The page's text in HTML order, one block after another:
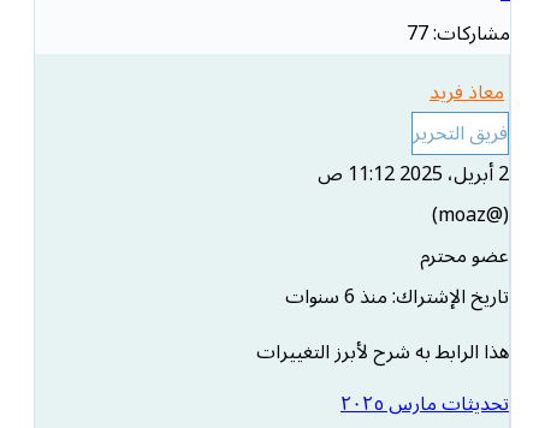
مشاركات: 77
معاذ فريد
فريق التحرير
(@moaz)
عضو محترم
تاريخ الإشتراك: منذ 6 سنوات
هذا الرابط به شرح لأبرز التغييرات
تحديثات مارس ٢٠٢٥